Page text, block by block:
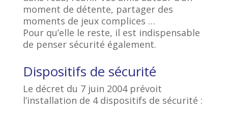
moment de détente, partager des
moments de jeux complices …
Pour qu’elle le reste, il est indispensable
de penser sécurité également.
Dispositifs de sécurité
Le décret du 7 juin 2004 prévoit
l’installation de 4 dispositifs de sécurité :